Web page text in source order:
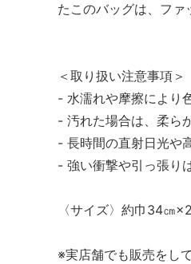
たこのバッグは、フ
＜取り扱い注意事項＞
- 水濡れや摩擦により
- 汚れた場合は、柔ら
- 長時間の直射日光や
- 強い衝撃や引っ張り
〈サイズ〉約巾34
※実店舗でも販売をし